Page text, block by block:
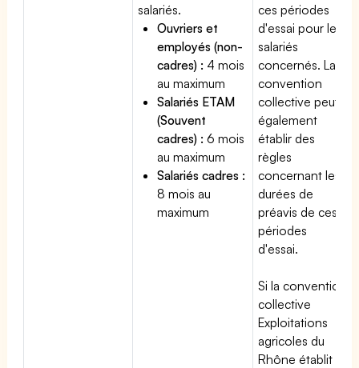
salariés.
Ouvriers et
employés (non-
cadres) : 4 mois
au maximum
Salariés ETAM
(Souvent
cadres) : 6 mois
au maximum
Salariés cadres :
8 mois au
maximum
ces périodes
d'essai pour les
salariés
concernés. La
convention
collective peut
également
établir des
règles
concernant les
durées de
préavis de ces
périodes
d'essai.
Si la convention
collective
Exploitations
agricoles du
Rhône établit